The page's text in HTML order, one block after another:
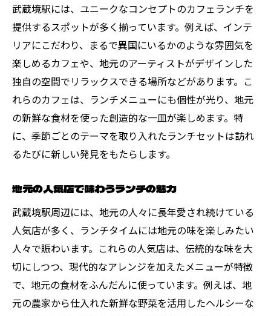
武蔵境駅には、ユニークなコンセプトのカフェランチを
提供するスポットが多く揃っています。例えば、インテ
リアにこだわり、まるで異国にいるかのような雰囲気を
楽しめるカフェや、地元のアーティストがデザインした
独自の空間でリラックスできる場所などがあります。こ
れらのカフェは、ランチメニューにも個性が光り、地元
の新鮮な食材を使った創造的な一皿が楽しめます。特
に、季節ごとのテーマを取り入れたランチセットは訪れ
るたびに新しい発見をもたらします。
地元の人気店で味わうランチの魅力
武蔵境駅周辺には、地元の人々に長年愛され続けている
人気店が多く、ランチタイムには地元の味を楽しみたい
人々で賑わいます。これらの人気店は、伝統的な味を大
切にしつつ、現代的なアレンジを加えたメニューが特徴
で、地元の食材をふんだんに使っています。例えば、地
元の農家から仕入れた新鮮な野菜を活用したヘルシーな